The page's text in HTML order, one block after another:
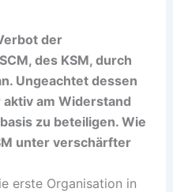
der
des KSM, durch
Ungeachtet dessen
am Widerstand
zu beteiligen. Wie
unter verschärfter
erste Organisation in